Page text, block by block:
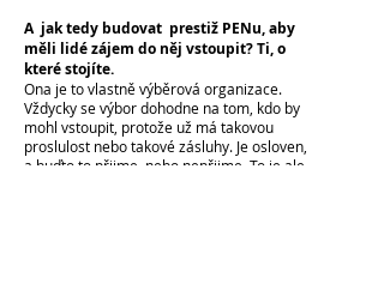
A jak tedy budovat prestiž PENu, aby
měli lidé zájem do něj vstoupit? Ti, o
které stojíte.
Ona je to vlastně výběrová organizace.
Vždycky se výbor dohodne na tom, kdo by
mohl vstoupit, protože už má takovou
proslulost nebo takové zásluhy. Je osloven,
a buďto to přijme, nebo nepřijme. To je ale